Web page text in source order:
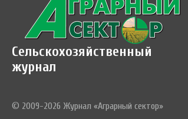
Сельскохозяйственный
журнал
© 2009-2026 Журнал «Аграрный сектор»